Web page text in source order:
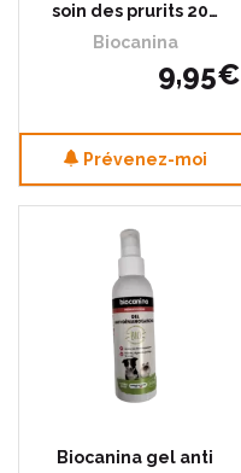
soin des prurits 20…
Biocanina
9,95€
Prévenez-moi
Biocanina gel anti